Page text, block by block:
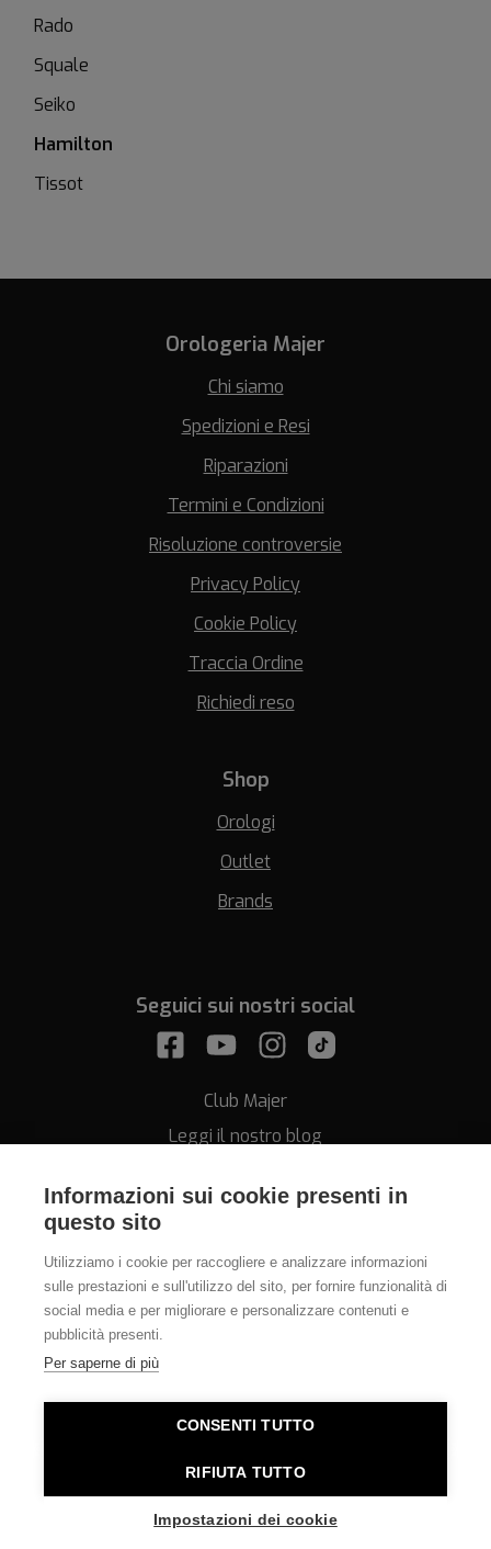
Informazioni sui cookie presenti in
questo sito
Utilizziamo i cookie per raccogliere e analizzare informazioni
sulle prestazioni e sull'utilizzo del sito, per fornire funzionalità di
social media e per migliorare e personalizzare contenuti e
pubblicità presenti.
Per saperne di più
CONSENTI TUTTO
RIFIUTA TUTTO
Impostazioni dei cookie
Rado
Squale
Seiko
Hamilton
Tissot
Orologeria Majer
Chi siamo
Spedizioni e Resi
Riparazioni
Termini e Condizioni
Risoluzione controversie
Privacy Policy
Cookie Policy
Traccia Ordine
Richiedi reso
Shop
Orologi
Outlet
Brands
Seguici sui nostri social
Club Majer
Leggi il nostro blog
Assistenza
info@orologeriamajer.it
Orologeria Majer di Alessi Speranza & C. s.n.c. - P.IVA